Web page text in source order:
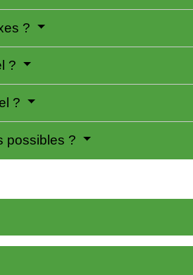
?
?
?
possibles ?